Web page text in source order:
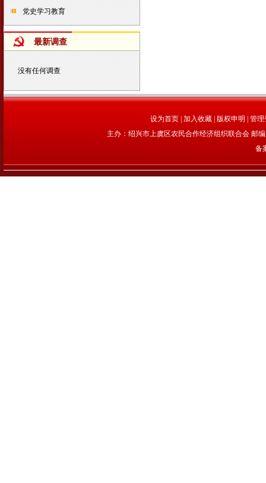
党史学习教育
最新调查
没有任何调查
设为首页 加入收藏 版权申明
管理
主办：绍兴市上虞区农民合作经济组织联合会 邮
备